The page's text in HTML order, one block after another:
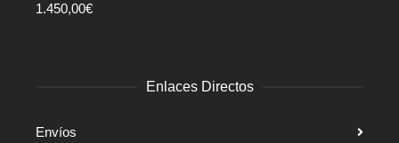
1.450,00€
Enlaces Directos
Envíos